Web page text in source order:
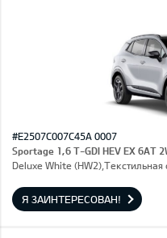
#E2507C007C45A 0007
Sportage 1,6 T-GDI HEV EX 6AT
Deluxe White
Я ЗАИНТЕРЕСОВАН!